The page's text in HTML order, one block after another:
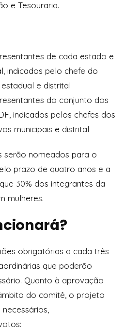
e Tesouraria.
de cada estado e
indicados pelo chefe do
e distrital
do conjunto dos
indicados pelos chefes dos
municipais e distrital
serão nomeados para o
prazo de quatro anos e a
30% dos integrantes da
mulheres.
obrigatórias a cada três
que poderão
Quanto à aprovação
do comitê, o projeto